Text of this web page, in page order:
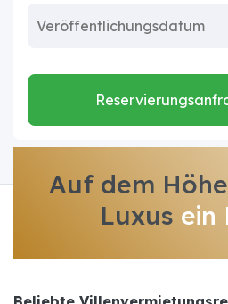
Auf dem
Luxus ein